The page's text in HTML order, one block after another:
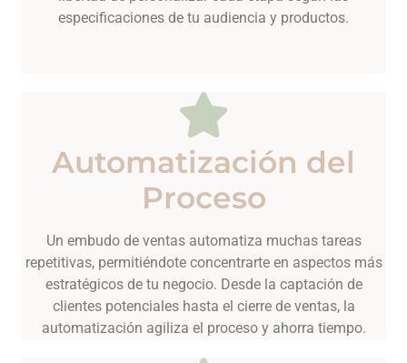
especificaciones de tu audiencia y productos.
Automatización del
Proceso
Un embudo de ventas automatiza muchas tareas
repetitivas, permitiéndote concentrarte en aspectos más
estratégicos de tu negocio. Desde la captación de
clientes potenciales hasta el cierre de ventas, la
automatización agiliza el proceso y ahorra tiempo.